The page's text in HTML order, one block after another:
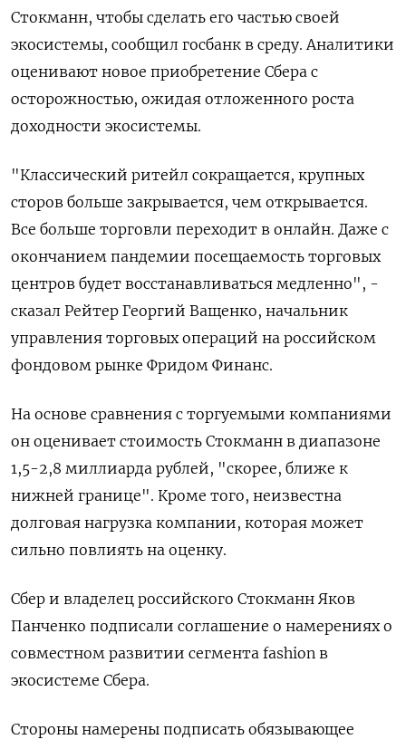
Стокманн, чтобы сделать его частью своей
экосистемы, сообщил госбанк в среду. Аналитики
оценивают новое приобретение Сбера с
осторожностью, ожидая отложенного роста
доходности экосистемы.
"Классический ритейл сокращается, крупных
сторов больше закрывается, чем открывается.
Все больше торговли переходит в онлайн. Даже с
окончанием пандемии посещаемость торговых
центров будет восстанавливаться медленно", -
сказал Рейтер Георгий Ващенко, начальник
управления торговых операций на российском
фондовом рынке Фридом Финанс.
На основе сравнения с торгуемыми компаниями
он оценивает стоимость Стокманн в диапазоне
1,5-2,8 миллиарда рублей, "скорее, ближе к
нижней границе". Кроме того, неизвестна
долговая нагрузка компании, которая может
сильно повлиять на оценку.
Сбер и владелец российского Стокманн Яков
Панченко подписали соглашение о намерениях о
совместном развитии сегмента fashion в
экосистеме Сбера.
Стороны намерены подписать обязывающее